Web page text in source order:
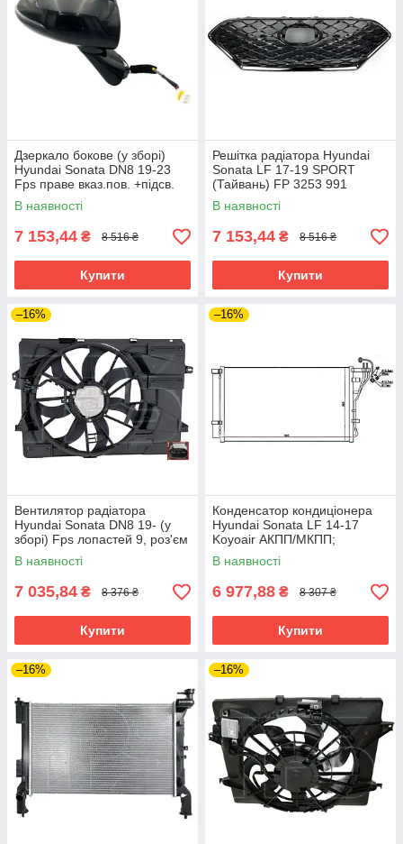
Дзеркало бокове (у зборі)
Hyundai Sonata DN8 19-23
Fps праве вказ.пов. +підсв.
+датч.сліп.зон, склад.,
глянець
В наявності
7 153,44 ₴ 8 516 ₴
Купити
Решітка радіатора Hyundai
Sonata LF 17-19 SPORT
(Тайвань) FP 3253 991
В наявності
7 153,44 ₴ 8 516 ₴
Купити
–16%
Вентилятор радіатора
Hyundai Sonata DN8 19- (у
зборі) Fps лопастей 9, роз'єм
овальний
В наявності
7 035,84 ₴ 8 376 ₴
Купити
–16%
Конденсатор кондиціонера
Hyundai Sonata LF 14-17
Koyoair АКПП/МКПП;
695X383X16; +осушувач;
(2.0/2.4)
В наявності
6 977,88 ₴ 8 307 ₴
Купити
–16% –16%